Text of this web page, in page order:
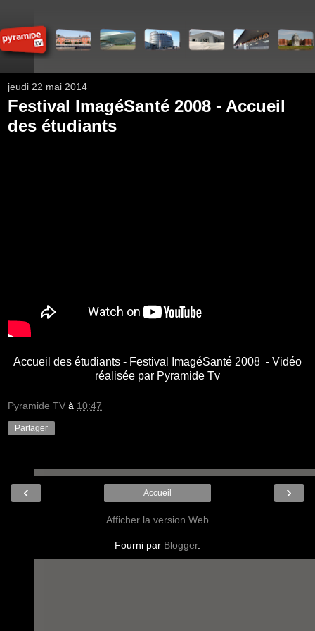
jeudi 22 mai 2014
Festival ImagéSanté 2008 - Accueil
des étudiants
Accueil des étudiants - Festival ImagéSanté 2008 - Vidéo
réalisée par Pyramide Tv
Pyramide TV à 10:47
Partager
‹ ›
Accueil
Afficher la version Web
Fourni par Blogger.